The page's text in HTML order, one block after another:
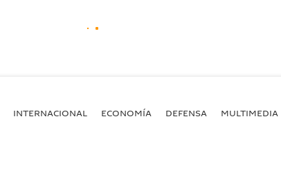
INTERNACIONAL ECONOMÍA DEFENSA MULTIMEDIA